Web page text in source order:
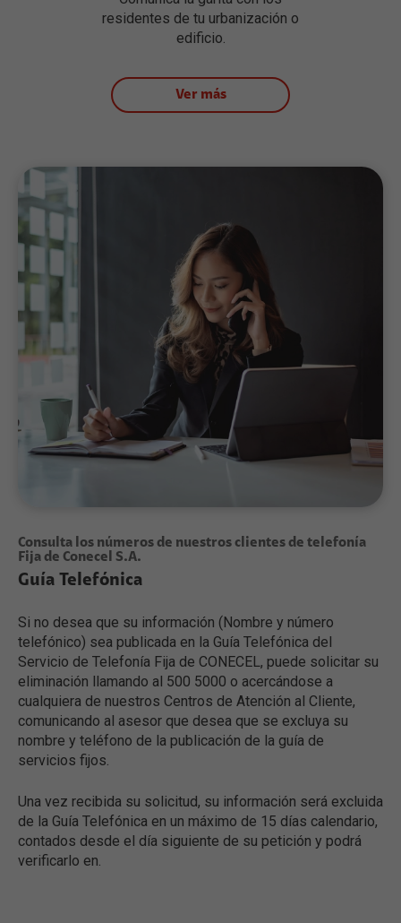
residentes de tu urbanización o
edificio.
Ver más
Consulta los números de nuestros clientes de telefonía
Fija de Conecel S.A.
Guía Telefónica
Si no desea que su información (Nombre y número
telefónico) sea publicada en la Guía Telefónica del
Servicio de Telefonía Fija de CONECEL, puede solicitar su
eliminación llamando al 500 5000 o acercándose a
cualquiera de nuestros Centros de Atención al Cliente,
comunicando al asesor que desea que se excluya su
nombre y teléfono de la publicación de la guía de
servicios fijos.
Una vez recibida su solicitud, su información será excluida
de la Guía Telefónica en un máximo de 15 días calendario,
contados desde el día siguiente de su petición y podrá
verificarlo en.